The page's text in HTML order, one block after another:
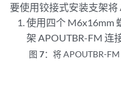
要使用铰接式安装支架将
使用四个 M6x16mm
架 APOUTBR-FM 连
图 7：将 APOUTBR-